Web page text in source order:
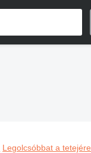
Legolcsóbbat a tetejére